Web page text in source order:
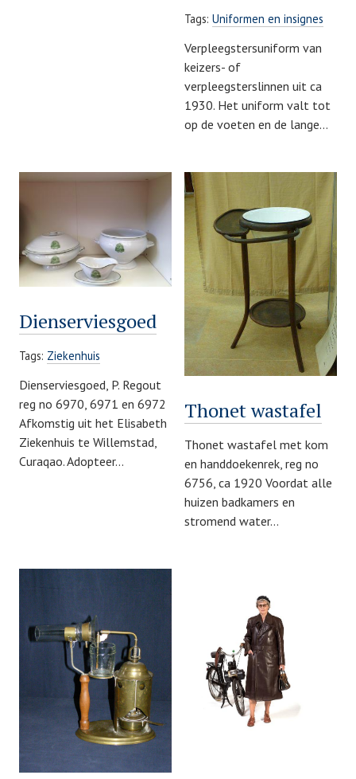
Tags: Uniformen en insignes
Verpleegstersuniform van
keizers- of
verpleegsterslinnen uit ca
1930. Het uniform valt tot
op de voeten en de lange…
Dienserviesgoed
Tags: Ziekenhuis
Dienserviesgoed, P. Regout
reg no 6970, 6971 en 6972
Afkomstig uit het Elisabeth
Ziekenhuis te Willemstad,
Curaqao. Adopteer…
Thonet wastafel
Thonet wastafel met kom
en handdoekenrek, reg no
6756, ca 1920 Voordat alle
huizen badkamers en
stromend water…